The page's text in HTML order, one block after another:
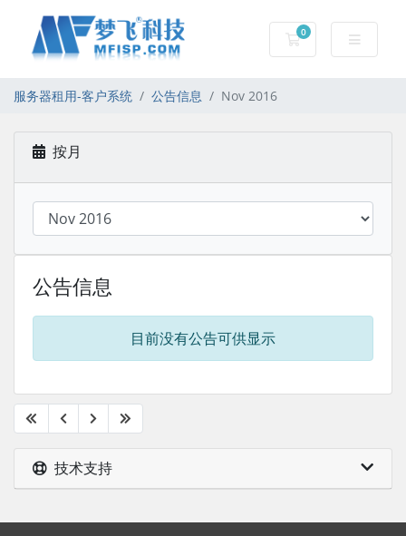
0
服务器租用-购物车
服务器租用-客户系统 公告信息 Nov 2016
按月
公告信息
目前没有公告可供显示
技术支持